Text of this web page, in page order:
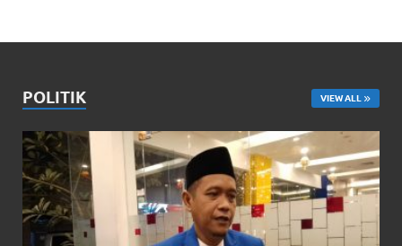
POLITIK VIEW ALL